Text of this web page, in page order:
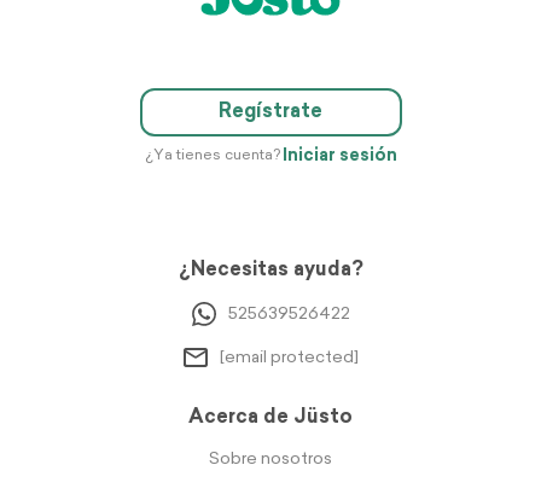
Regístrate
¿Ya tienes cuenta? Iniciar sesión
¿Necesitas ayuda?
525639526422
[email protected]
Acerca de Jüsto
Sobre nosotros